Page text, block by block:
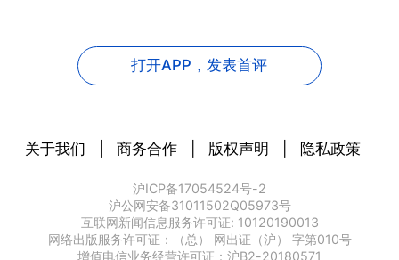
打开APP，发表首评
关于我们 商务合作 版权声明 隐私政策
沪ICP备17054524号-2
沪公网安备31011502Q05973号
互联网新闻信息服务许可证: 10120190013
网络出版服务许可证：（总） 网出证（沪） 字第010号
增值电信业务经营许可证：沪B2-20180571